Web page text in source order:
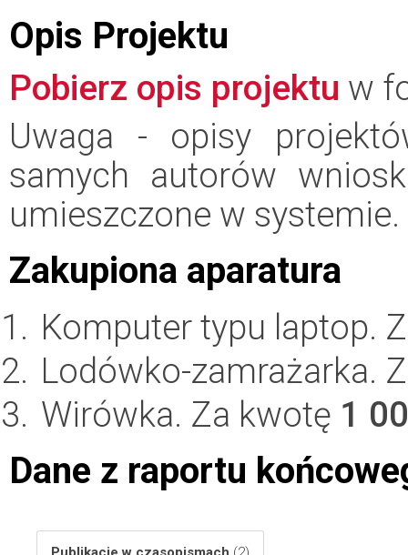
Opis Projektu
Pobierz opis projektu w
Uwaga - opisy
samych autorów
umieszczone w systemie.
Zakupiona aparatura
Komputer typu laptop.
Lodówko-zamrażarka.
Wirówka. Za kwotę 1
Dane z raportu